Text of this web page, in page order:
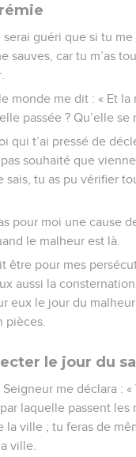
serai guéri que si tu
sauves, car tu m’as
monde me dit : « Et la
passée ? Qu’elle se
qui t’ai pressé de
pas souhaité que
sais, tu as pu vérifier
pour moi une cause
le malheur est là.
être pour mes
aussi la
eux le jour du
pièces.
le jour du
me déclara : «
laquelle passent les
la ville ; tu feras de
ville.